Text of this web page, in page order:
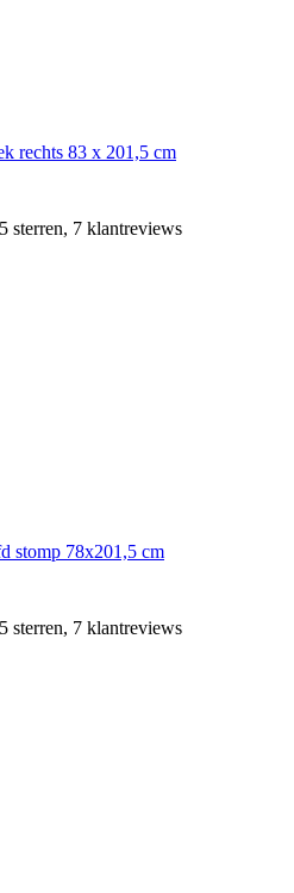
rechts 83 x 201,5 cm
sterren, 7 klantreviews
stomp 78x201,5 cm
sterren, 7 klantreviews